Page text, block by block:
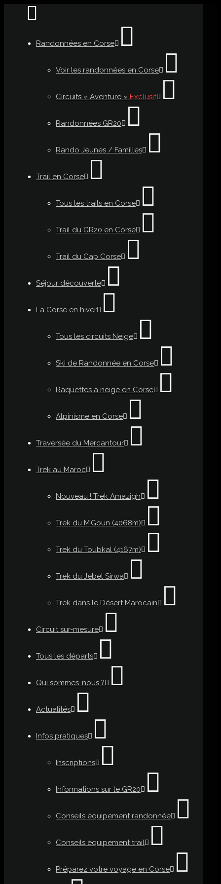
Randonnées en Corse
Voir les randonnées en Corse
Circuits « Aventure » Exclusif
Randonnées GR20
Rando Jeunes / Familles
Trail en Corse
Tous les trails en Corse
Trail du GR20 en Corse
Trail du Cap Corse
Séjour découverte
La Corse en hiver
Tous les circuits Neige
Ski de Randonnée en Corse
Raquettes à neige en Corse
Alpinisme en Corse
Traversée du Mercantour
Trek au Maroc
Nouveau ! Trek Amazigh
Trek du M’Goun (4068m)
Trek du Toubkal (4167m)
Trek du Jebel Sirwa
Trek dans le Désert Marocain
Circuit sur-mesure
Tous les départs
Qui sommes-nous ?
Actualités
Infos pratiques
Inscriptions
Informations sur le GR20
Conseils équipement randonnée
Conseils équipement trail
Préparez votre voyage en Corse